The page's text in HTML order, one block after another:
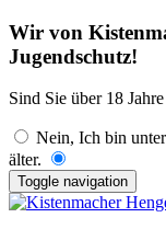
Wir von
Jugendschutz!
Sind Sie über 18
Nein, Ich bin
älter.
Toggle navigation